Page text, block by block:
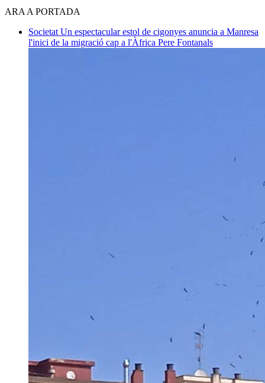
ARA A PORTADA
Societat Un espectacular estol de cigonyes anuncia a Manresa
l'inici de la migració cap a l'Àfrica Pere Fontanals